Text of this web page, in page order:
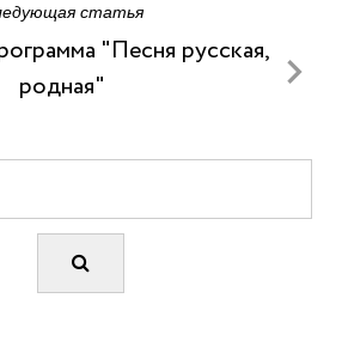
статья
"Песня русская,
родная"